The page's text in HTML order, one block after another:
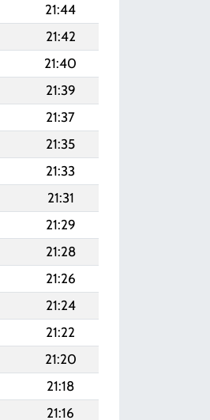
21:44
21:42
21:40
21:39
21:37
21:35
21:33
21:31
21:29
21:28
21:26
21:24
21:22
21:20
21:18
21:16